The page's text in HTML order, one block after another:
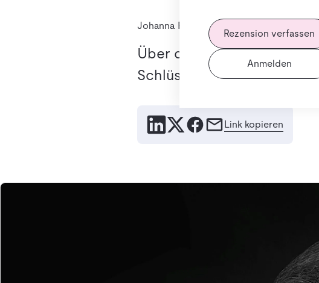
Rezension verfassen
Anmelden
Johanna Peter 20. März 2025
Über die langfristigen
Schlüssel ist.
Link kopieren